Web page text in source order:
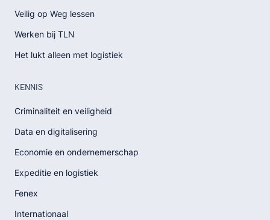
Veilig op Weg lessen
Werken bij TLN
Het lukt alleen met logistiek
KENNIS
Criminaliteit en veiligheid
Data en digitalisering
Economie en ondernemerschap
Expeditie en logistiek
Fenex
Internationaal